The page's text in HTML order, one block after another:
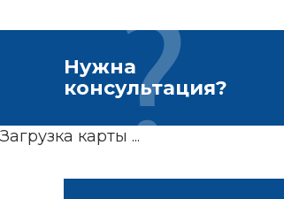
Нужна
консультация?
Загрузка карты ...